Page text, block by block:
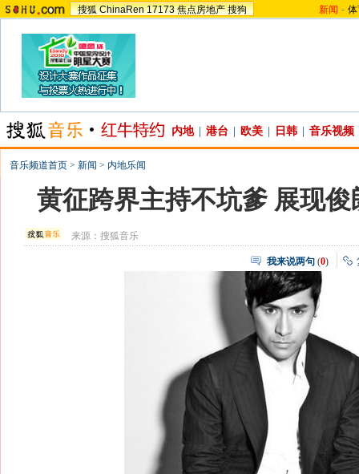
搜狐 ChinaRen 17173 焦点房地产 搜狗 新闻 -
内地 港台 欧美 日韩 音乐视频
音乐频道首页 > 新闻 > 内地乐闻
黄征跨界主持不坑爹 展现
来源：搜狐音乐
我来说两句 (0)